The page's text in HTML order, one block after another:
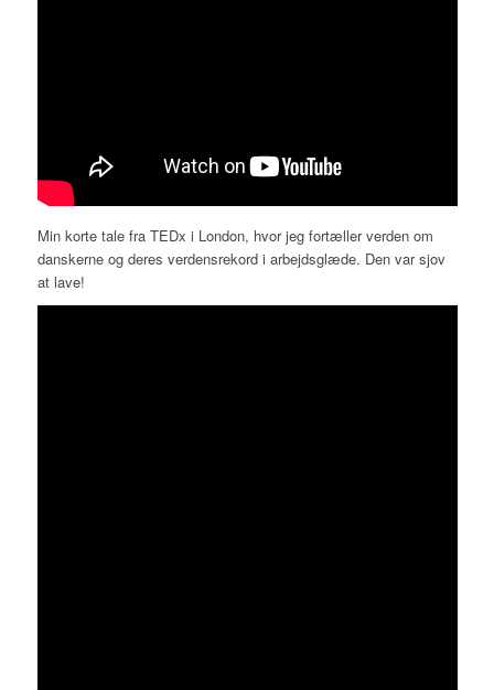
Min korte tale fra TEDx i London, hvor jeg fortæller verden om
danskerne og deres verdensrekord i arbejdsglæde. Den var sjov
at lave!